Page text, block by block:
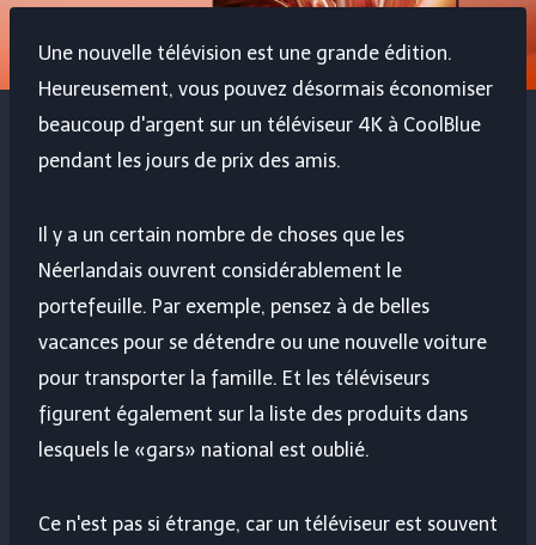
Une nouvelle télévision est une grande édition.
Heureusement, vous pouvez désormais économiser
beaucoup d'argent sur un téléviseur 4K à CoolBlue
pendant les jours de prix des amis.
Il y a un certain nombre de choses que les
Néerlandais ouvrent considérablement le
portefeuille. Par exemple, pensez à de belles
vacances pour se détendre ou une nouvelle voiture
pour transporter la famille. Et les téléviseurs
figurent également sur la liste des produits dans
lesquels le «gars» national est oublié.
Ce n'est pas si étrange, car un téléviseur est souvent